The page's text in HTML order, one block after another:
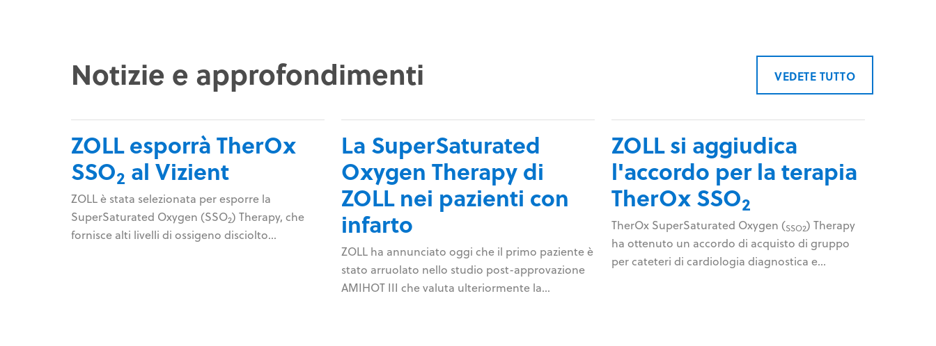
Notizie e approfondimenti VEDETE TUTTO
ZOLL esporrà TherOx
SSO2 al Vizient
ZOLL è stata selezionata per esporre la
SuperSaturated Oxygen (SSO2) Therapy, che
fornisce alti livelli di ossigeno disciolto
La SuperSaturated
Oxygen Therapy di
ZOLL nei pazienti con
infarto
ZOLL ha annunciato oggi che il primo paziente è
stato arruolato nello studio post-approvazione
AMIHOT III che valuta ulteriormente la
ZOLL si aggiudica
l'accordo per la terapia
TherOx SSO2
TherOx SuperSaturated Oxygen (SSO2) Therapy
ha ottenuto un accordo di acquisto di gruppo
per cateteri di cardiologia diagnostica e